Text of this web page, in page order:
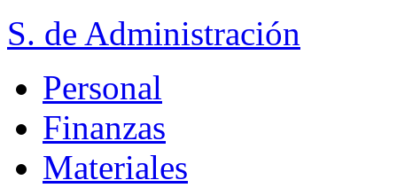
S. de Administración
Personal
Finanzas
Materiales